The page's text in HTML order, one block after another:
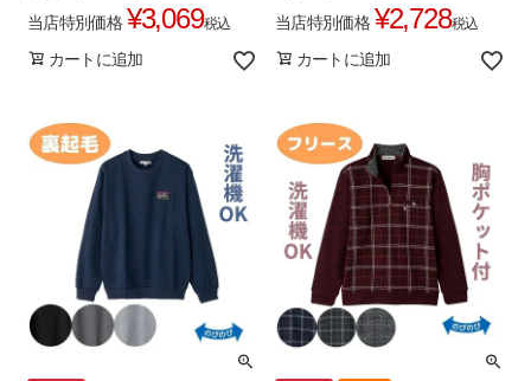
当店特別価格 ¥3,069税込
カートに追加
当店特別価格 ¥2,728税込
カートに追加